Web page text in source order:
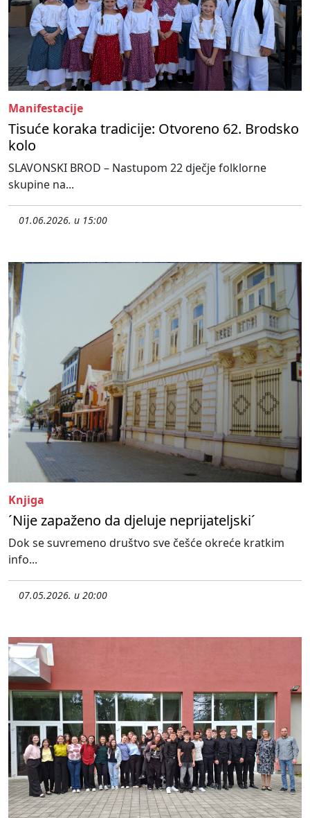
Manifestacije
Tisuće koraka tradicije: Otvoreno 62. Brodsko
kolo
SLAVONSKI BROD – Nastupom 22 dječje folklorne
skupine na...
01.06.2026. u 15:00
Knjiga
´Nije zapaženo da djeluje neprijateljski´
Dok se suvremeno društvo sve češće okreće kratkim
info...
07.05.2026. u 20:00